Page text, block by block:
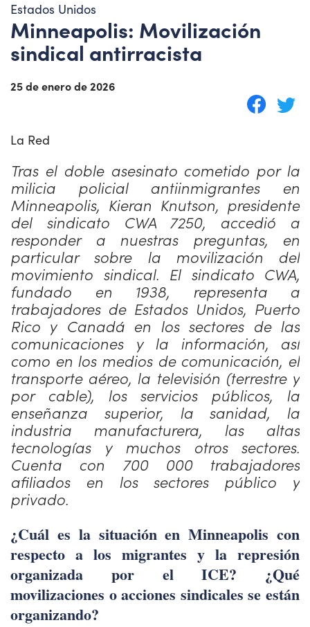
Estados Unidos
Minneapolis: Movilización
sindical antirracista
25 de enero de 2026
La Red
Tras el doble asesinato cometido por la
milicia policial antiinmigrantes en
Minneapolis, Kieran Knutson, presidente
del sindicato CWA 7250, accedió a
responder a nuestras preguntas, en
particular sobre la movilización del
movimiento sindical. El sindicato CWA,
fundado en 1938, representa a
trabajadores de Estados Unidos, Puerto
Rico y Canadá en los sectores de las
comunicaciones y la información, así
como en los medios de comunicación, el
transporte aéreo, la televisión (terrestre y
por cable), los servicios públicos, la
enseñanza superior, la sanidad, la
industria manufacturera, las altas
tecnologías y muchos otros sectores.
Cuenta con 700 000 trabajadores
afiliados en los sectores público y
privado.
¿Cuál es la situación en Minneapolis con
respecto a los migrantes y la represión
organizada por el ICE? ¿Qué
movilizaciones o acciones sindicales se están
organizando?